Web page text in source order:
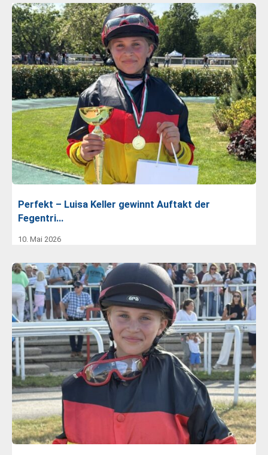
Perfekt – Luisa Keller gewinnt Auftakt der
Fegentri…
10. Mai 2026